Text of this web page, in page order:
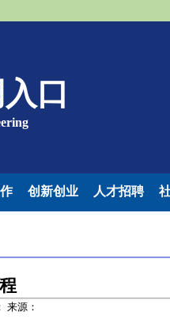
口
创新创业 人才招聘
来源：